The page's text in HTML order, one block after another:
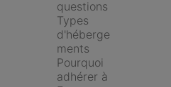
questions
Types
d'héberge
ments
Pourquoi
adhérer à